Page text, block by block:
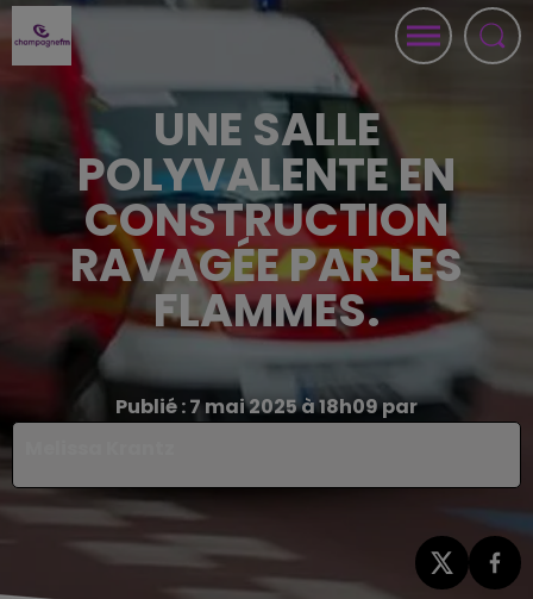
UNE SALLE
POLYVALENTE EN
CONSTRUCTION
RAVAGÉE PAR LES
FLAMMES.
Publié : 7 mai 2025 à 18h09 par